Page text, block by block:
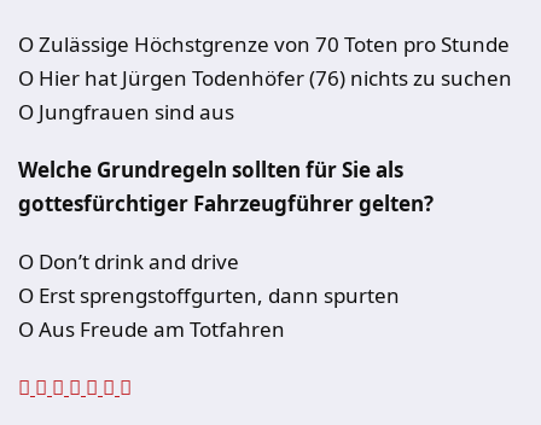
O Zulässige Höchstgrenze von 70 Toten pro Stunde
O Hier hat Jürgen Todenhöfer (76) nichts zu suchen
O Jungfrauen sind aus
Welche Grundregeln sollten für Sie als
gottesfürchtiger Fahrzeugführer gelten?
O Don’t drink and drive
O Erst sprengstoffgurten, dann spurten
O Aus Freude am Totfahren